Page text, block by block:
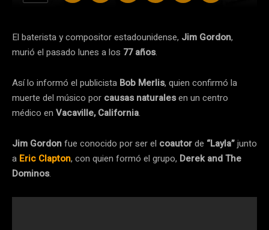
El baterista y compositor estadounidense, Jim Gordon,
murió el pasado lunes a los 77 años.
Así lo informó el publicista Bob Merlis, quien confirmó la
muerte del músico por causas naturalesen un centro
médico en Vacaville, California.
Jim Gordonfue conocido por ser el coautorde “Layla”junto
a Eric Clapton, con quien formó el grupo, Derek and The
Dominos.